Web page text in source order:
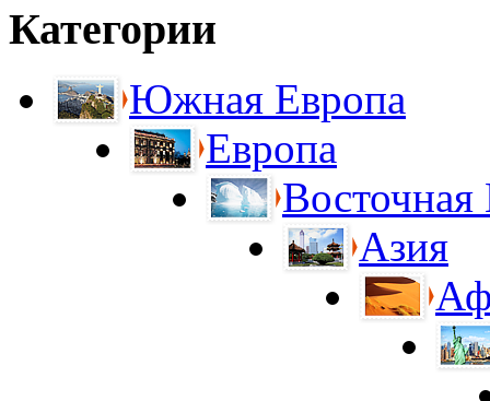
Категории
Южная Европа
Европа
Восточная
Азия